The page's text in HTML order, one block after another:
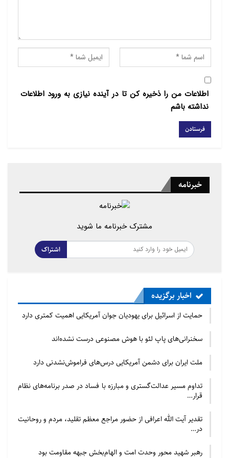
اوتارپرادش گفت که این دستورالعمل ها
غیرقابل قبول هستند زیرا شیعیان را در
شرایط ضعیفی نشان می دهد.
دبیر کل مجلس علمای هند هم تاکید کرد
که ارتباط با پلیس تنها زمانی امکان پذیر
است که این سند از دستور کار خارج شود.
دولت را تحریم کنند.
اطلاعات من را ذخیره کن تا در آینده نیازی به ورود اطلاعات
نداشته باشم
خبرنامه
مشترک خبرنامه ما شوید
اشتراک
اخبار برگزیده
حمایت از اسرائیل برای یهودیان جوان آمریکایی اهمیت کمتری دارد
سخنرانی‌های پاپ لئو با هوش مصنوعی درست نشده‌اند
ملت ایران برای دشمن آمریکایی درس‌های فراموش‌نشدنی دارد
تداوم مسیر عدالت‌گستری و مبارزه با فساد در صدر برنامه‌های نظام
قرار…
تقدیر آیت الله اعرافی از حضور مراجع معظم تقلید، مردم و روحانیت
در…
رهبر شهید محور وحدت امت و الهام‌بخش جبهه مقاومت بود